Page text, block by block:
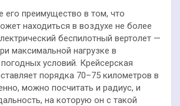
его преимущество в том, что
находиться в воздухе не более
беспилотный вертолет —
максимальной нагрузке в
условий. Крейсерская
порядка 70–75 километров в
можно посчитать и радиус, и
на которую он с такой